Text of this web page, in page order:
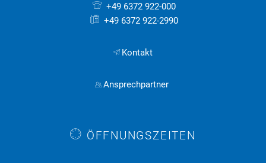
+49 6372 922-000
+49 6372 922-2990
Kontakt
Ansprechpartner
ÖFFNUNGSZEITEN